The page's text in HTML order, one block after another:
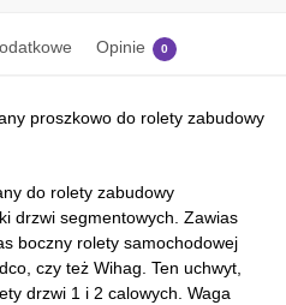
Opinie 0
proszkowo do rolety zabudowy
do rolety zabudowy
drzwi segmentowych. Zawias
boczny rolety samochodowej
czy też Wihag. Ten uchwyt,
drzwi 1 i 2 calowych. Waga